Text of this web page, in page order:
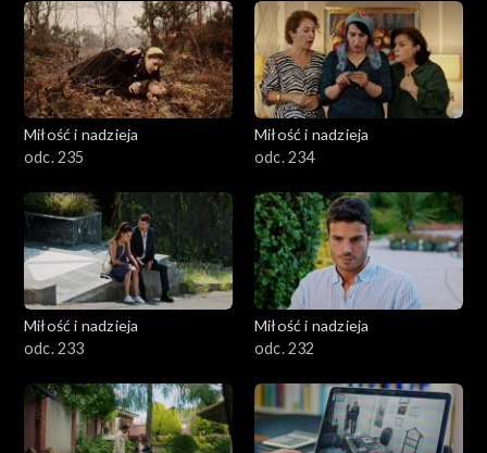
Miłość i nadzieja
odc. 235
Miłość i nadzieja
odc. 234
Miłość i nadzieja
odc. 233
Miłość i nadzieja
odc. 232